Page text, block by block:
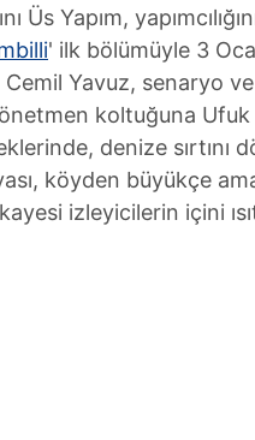
Üs Yapım,
' ilk bölümüyle 3
Cemil Yavuz, senaryo
koltuğuna
denize
köyden büyükçe
izleyicilerin içini